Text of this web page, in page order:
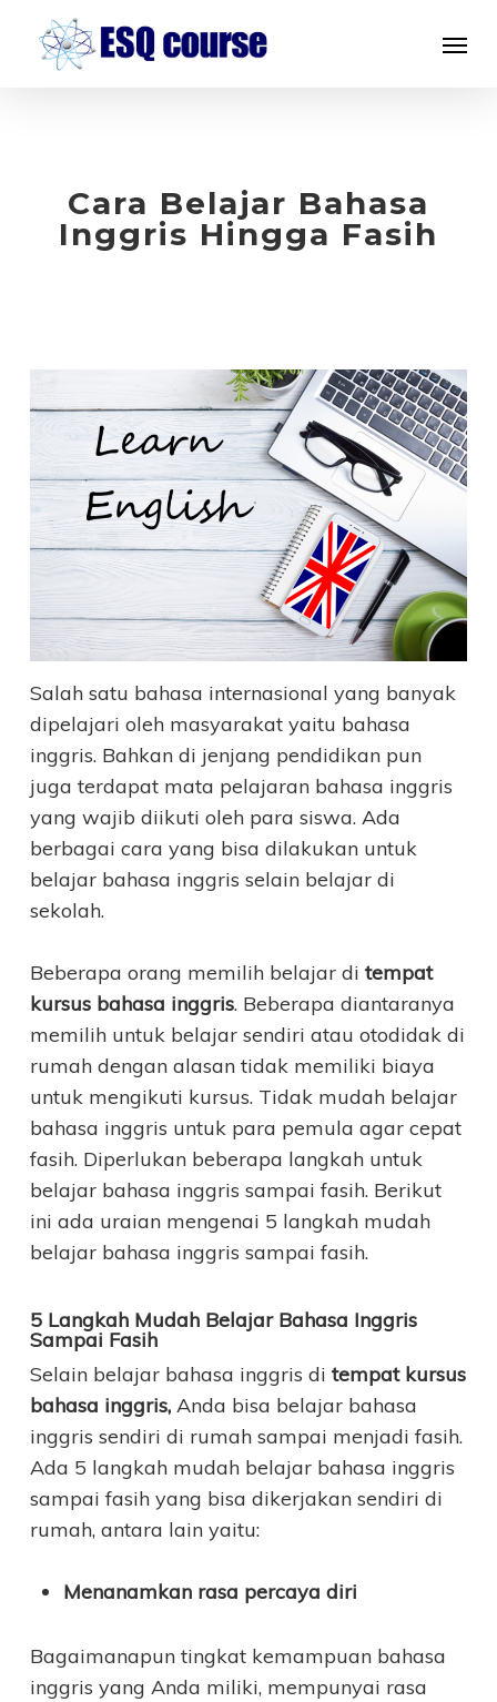
Cara Belajar Bahasa
Inggris Hingga Fasih
Salah satu bahasa internasional yang banyak
dipelajari oleh masyarakat yaitu bahasa
inggris. Bahkan di jenjang pendidikan pun
juga terdapat mata pelajaran bahasa inggris
yang wajib diikuti oleh para siswa. Ada
berbagai cara yang bisa dilakukan untuk
belajar bahasa inggris selain belajar di
sekolah.
Beberapa orang memilih belajar di tempat
kursus bahasa inggris. Beberapa diantaranya
memilih untuk belajar sendiri atau otodidak di
rumah dengan alasan tidak memiliki biaya
untuk mengikuti kursus. Tidak mudah belajar
bahasa inggris untuk para pemula agar cepat
fasih. Diperlukan beberapa langkah untuk
belajar bahasa inggris sampai fasih. Berikut
ini ada uraian mengenai 5 langkah mudah
belajar bahasa inggris sampai fasih.
5 Langkah Mudah Belajar Bahasa Inggris
Sampai Fasih
Selain belajar bahasa inggris di tempat kursus
bahasa inggris, Anda bisa belajar bahasa
inggris sendiri di rumah sampai menjadi fasih.
Ada 5 langkah mudah belajar bahasa inggris
sampai fasih yang bisa dikerjakan sendiri di
rumah, antara lain yaitu:
Menanamkan rasa percaya diri
Bagaimanapun tingkat kemampuan bahasa
inggris yang Anda miliki, mempunyai rasa